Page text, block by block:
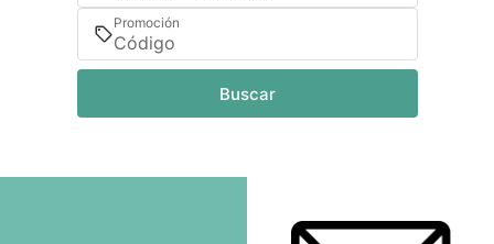
Promoción
Buscar